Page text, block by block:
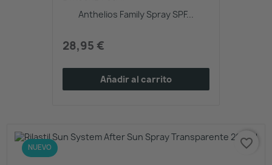
Anthelios Family Spray SPF...
28,95 €
Añadir al carrito
NUEVO favorite_border